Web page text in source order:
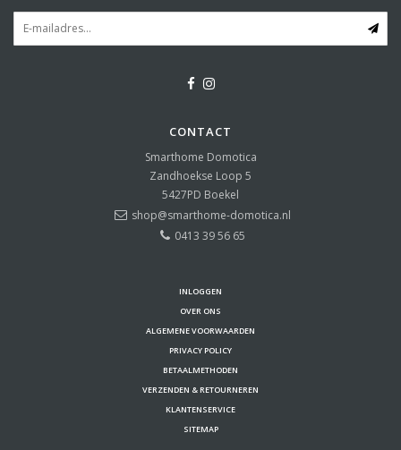
CONTACT
Smarthome Domotica
Zandhoekse Loop 5
5427PD Boekel
shop@smarthome-domotica.nl
0413 39 56 65
INLOGGEN
OVER ONS
ALGEMENE VOORWAARDEN
PRIVACY POLICY
BETAALMETHODEN
VERZENDEN & RETOURNEREN
KLANTENSERVICE
SITEMAP